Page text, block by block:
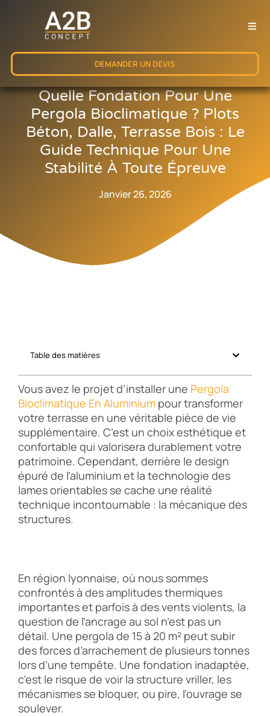
DEMANDER UN DEVIS
Quelle Fondation Pour Une
Pergola Bioclimatique ? Plots
Béton, Dalle, Terrasse Bois : Le
Guide Technique Pour Une
Stabilité À Toute Épreuve
Janvier 26, 2026
Table des matières
Vous avez le projet d’installer une Pergola
Bioclimatique En Aluminium pour transformer
votre terrasse en une véritable pièce de vie
supplémentaire. C’est un choix esthétique et
confortable qui valorisera durablement votre
patrimoine. Cependant, derrière le design
épuré de l’aluminium et la technologie des
lames orientables se cache une réalité
technique incontournable : la mécanique des
structures.
En région lyonnaise, où nous sommes
confrontés à des amplitudes thermiques
importantes et parfois à des vents violents, la
question de l’ancrage au sol n’est pas un
détail. Une pergola de 15 à 20 m² peut subir
des forces d’arrachement de plusieurs tonnes
lors d’une tempête. Une fondation inadaptée,
c’est le risque de voir la structure vriller, les
mécanismes se bloquer, ou pire, l’ouvrage se
soulever.